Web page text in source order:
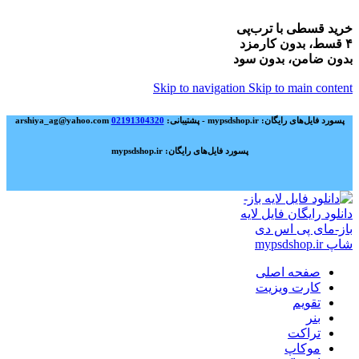
خرید قسطی با ترب‌پی
۴ قسط، بدون کارمزد
بدون ضامن، بدون سود
Skip to navigation Skip to main content
پسورد فایل‌های رایگان: mypsdshop.ir - پشتیبانی: arshiya_ag@yahoo.com 02191304320
پسورد فایل‌های رایگان: mypsdshop.ir
صفحه اصلی
کارت ویزیت
تقویم
بنر
تراکت
موکاپ